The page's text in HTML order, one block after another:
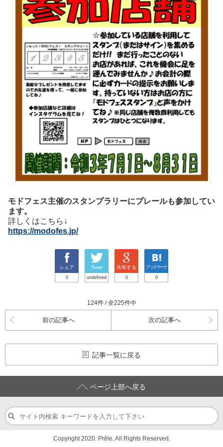
モドフェス主催のスタンプラリーにプレールも参加してい
ます。
詳しくはこちら↓
https://modofes.jp/
シェア
0
Tweet
undefined
共有する
0
ブックマーク
0
124件 / 全225件中
前の記事へ 次の記事へ
記事一覧に戻る
ページ上部へ戻る
Copyright 2020. Prêle. All Rights Reserved.